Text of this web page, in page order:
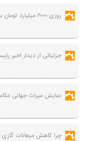
روزی ۲۰۰۰ میلیارد تومان باید به مسکن ملی تزریق شود
جزئیاتی از دیدار اخیر
نمایش میراث جهانی
چرا کاهش میعانات